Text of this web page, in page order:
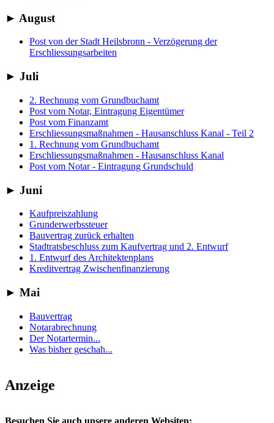
► August
Post von der Stadt Heilsbronn - Verzögerung der
Erschliessungsarbeiten
► Juli
2. Rechnung vom Grundbuchamt
Post vom Notar, Eintragung Eigentümer
Post vom Finanzamt
Erschliessungsmaßnahmen - Hausanschluss Kanal - Teil 2
1. Rechnung vom Grundbuchamt
Erschliessungsmaßnahmen - Hausanschluss Kanal
Post vom Notar - Eintragung Grundschuld
► Juni
Kaufpreiszahlung
Grunderwerbssteuer
Bauvertrag zurück erhalten
Stadtratsbeschluss zum Kaufvertrag und 2. Entwurf
1. Entwurf des Architektenplans
Kreditvertrag Zwischenfinanzierung
► Mai
Bauvertrag
Notarabrechnung
Der Notartermin...
Was bisher geschah...
Anzeige
Besuchen Sie auch unsere anderen Websiten: